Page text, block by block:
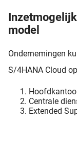
model
Ondernemingen
S/4HANA Cloud
Centrale
Extended